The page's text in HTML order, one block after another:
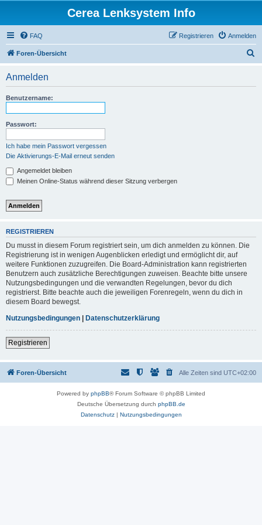
Cerea Lenksystem Info
FAQ Anmelden
Registrieren
Foren-Übersicht
Anmelden
Benutzername:
Passwort:
Ich habe mein Passwort vergessen
Die Aktivierungs-E-Mail erneut senden
Angemeldet bleiben
Meinen Online-Status während dieser Sitzung verbergen
REGISTRIEREN
Du musst in diesem Forum registriert sein, um dich anmelden zu können. Die
Registrierung ist in wenigen Augenblicken erledigt und ermöglicht dir, auf
weitere Funktionen zuzugreifen. Die Board-Administration kann registrierten
Benutzern auch zusätzliche Berechtigungen zuweisen. Beachte bitte unsere
Nutzungsbedingungen und die verwandten Regelungen, bevor du dich
registrierst. Bitte beachte auch die jeweiligen Forenregeln, wenn du dich in
diesem Board bewegst.
Nutzungsbedingungen | Datenschutzerklärung
Registrieren
Foren-Übersicht Alle Zeiten sind UTC+02:00
Powered by phpBB® Forum Software © phpBB Limited
Deutsche Übersetzung durch phpBB.de
Datenschutz| Nutzungsbedingungen